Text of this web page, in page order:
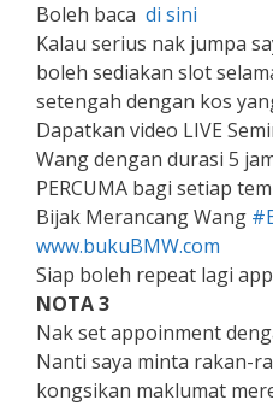
Boleh baca di sini
Kalau serius nak jumpa
boleh sediakan slot
setengah dengan kos
Dapatkan video LIVE
Wang dengan durasi 5
PERCUMA bagi setiap
Bijak Merancang Wang
www.bukuBMW.com
Siap boleh repeat lagi
NOTA 3
Nak set appoinment
Nanti saya minta rakan-
kongsikan maklumat